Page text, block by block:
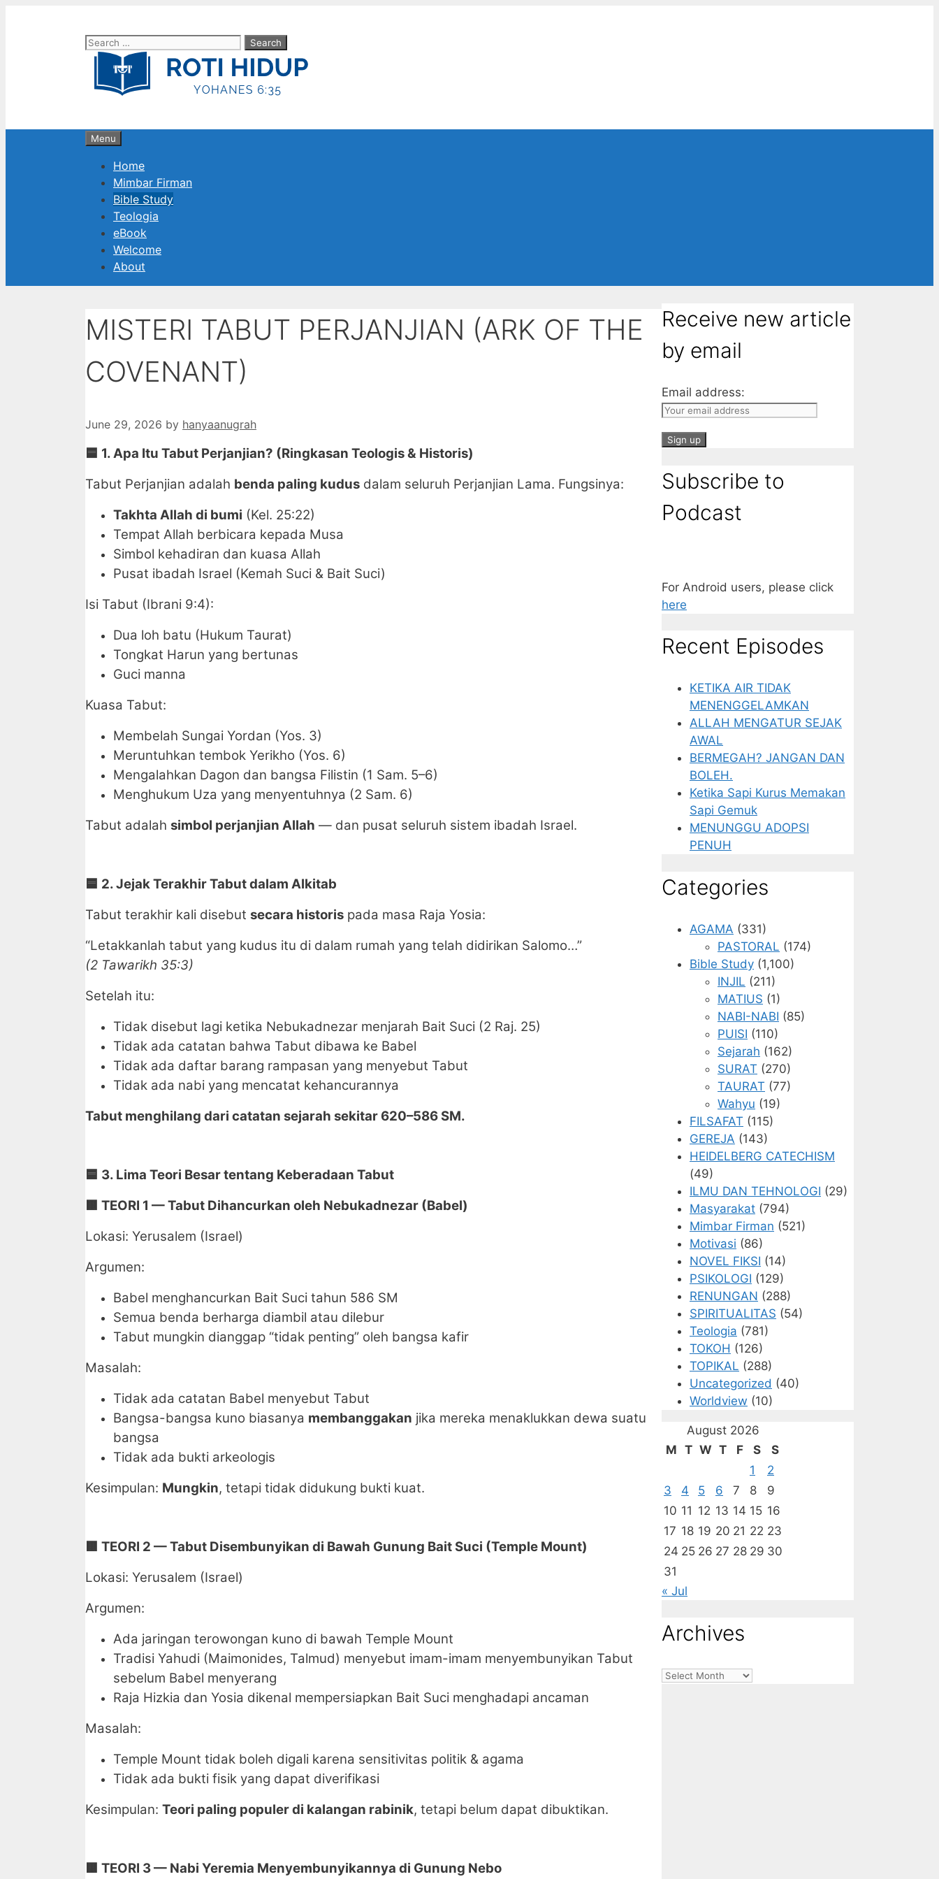
Search
for:
Menu
Home
Mimbar Firman
Bible Study
Teologia
eBook
Welcome
About
MISTERI TABUT PERJANJIAN (ARK OF THE
COVENANT)
June 29, 2026 by hanyaanugrah
🟦 1. Apa Itu Tabut Perjanjian? (Ringkasan Teologis & Historis)
Tabut Perjanjian adalah benda paling kudus dalam seluruh Perjanjian Lama. Fungsinya:
Takhta Allah di bumi (Kel. 25:22)
Tempat Allah berbicara kepada Musa
Simbol kehadiran dan kuasa Allah
Pusat ibadah Israel (Kemah Suci & Bait Suci)
Isi Tabut (Ibrani 9:4):
Dua loh batu (Hukum Taurat)
Tongkat Harun yang bertunas
Guci manna
Kuasa Tabut:
Membelah Sungai Yordan (Yos. 3)
Meruntuhkan tembok Yerikho (Yos. 6)
Mengalahkan Dagon dan bangsa Filistin (1 Sam. 5–6)
Menghukum Uza yang menyentuhnya (2 Sam. 6)
Tabut adalah simbol perjanjian Allah — dan pusat seluruh sistem ibadah Israel.
🟦 2. Jejak Terakhir Tabut dalam Alkitab
Tabut terakhir kali disebut secara historis pada masa Raja Yosia:
“Letakkanlah tabut yang kudus itu di dalam rumah yang telah didirikan Salomo…”
(2 Tawarikh 35:3)
Setelah itu:
Tidak disebut lagi ketika Nebukadnezar menjarah Bait Suci (2 Raj. 25)
Tidak ada catatan bahwa Tabut dibawa ke Babel
Tidak ada daftar barang rampasan yang menyebut Tabut
Tidak ada nabi yang mencatat kehancurannya
Tabut menghilang dari catatan sejarah sekitar 620–586 SM.
🟦 3. Lima Teori Besar tentang Keberadaan Tabut
🟫 TEORI 1 — Tabut Dihancurkan oleh Nebukadnezar (Babel)
Lokasi: Yerusalem (Israel)
Argumen:
Babel menghancurkan Bait Suci tahun 586 SM
Semua benda berharga diambil atau dilebur
Tabut mungkin dianggap “tidak penting” oleh bangsa kafir
Masalah:
Tidak ada catatan Babel menyebut Tabut
Bangsa-bangsa kuno biasanya membanggakan jika mereka menaklukkan dewa suatu
bangsa
Tidak ada bukti arkeologis
Kesimpulan: Mungkin, tetapi tidak didukung bukti kuat.
🟫 TEORI 2 — Tabut Disembunyikan di Bawah Gunung Bait Suci (Temple Mount)
Lokasi: Yerusalem (Israel)
Argumen:
Ada jaringan terowongan kuno di bawah Temple Mount
Tradisi Yahudi (Maimonides, Talmud) menyebut imam-imam menyembunyikan Tabut
sebelum Babel menyerang
Raja Hizkia dan Yosia dikenal mempersiapkan Bait Suci menghadapi ancaman
Masalah:
Temple Mount tidak boleh digali karena sensitivitas politik & agama
Tidak ada bukti fisik yang dapat diverifikasi
Kesimpulan: Teori paling populer di kalangan rabinik, tetapi belum dapat dibuktikan.
🟫 TEORI 3 — Nabi Yeremia Menyembunyikannya di Gunung Nebo
Receive new article
by email
Email address:
Subscribe to
Podcast
For Android users, please click
here
Recent Episodes
KETIKA AIR TIDAK
MENENGGELAMKAN
ALLAH MENGATUR SEJAK
AWAL
BERMEGAH? JANGAN DAN
BOLEH.
Ketika Sapi Kurus Memakan
Sapi Gemuk
MENUNGGU ADOPSI
PENUH
Categories
AGAMA (331)
PASTORAL (174)
Bible Study (1,100)
INJIL (211)
MATIUS (1)
NABI-NABI (85)
PUISI (110)
Sejarah (162)
SURAT (270)
TAURAT (77)
Wahyu (19)
FILSAFAT (115)
GEREJA (143)
HEIDELBERG CATECHISM
(49)
ILMU DAN TEHNOLOGI (29)
Masyarakat (794)
Mimbar Firman (521)
Motivasi (86)
NOVEL FIKSI (14)
PSIKOLOGI (129)
RENUNGAN (288)
SPIRITUALITAS (54)
Teologia (781)
TOKOH (126)
TOPIKAL (288)
Uncategorized (40)
Worldview (10)
August 2026
M T W T F S
S
1
2
3
4 5 6 7 8
9
10 11 12 13 14 15 16
17 18 19 20 21 22 23
24 25 26 27 28 29 30
31
« Jul
Archives
Archives